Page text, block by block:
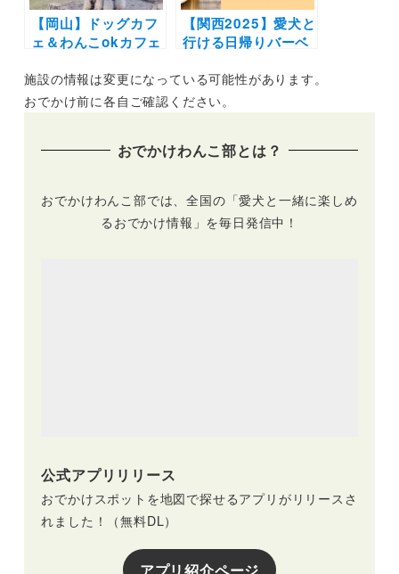
【岡山】ドッグカフ
ェ＆わんこokカフェ
め16選 | 倉敷に牛窓
そして蒜山の人気エ
ーキを愛犬と一緒に
【関西2025】愛犬と
行ける日帰りバーベ
グラン付きのグラン
ピング施設やアクテ
レポあり）
施設の情報は変更になっている可能性があります。
おでかけ前に各自ご確認ください。
おでかけわんこ部とは？
おでかけわんこ部では、全国の「愛犬と一緒に楽しめ
るおでかけ情報」を毎日発信中！
公式アプリリリース
おでかけスポットを地図で探せるアプリがリリースさ
れました！（無料DL）
アプリ紹介ページ